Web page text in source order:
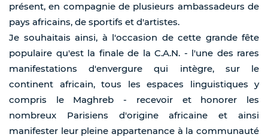
présent, en compagnie de plusieurs ambassadeurs de
pays africains, de sportifs et d'artistes.
Je souhaitais ainsi, à l'occasion de cette grande fête
populaire qu'est la finale de la C.A.N. - l'une des rares
manifestations d'envergure qui intègre, sur le
continent africain, tous les espaces linguistiques y
compris le Maghreb - recevoir et honorer les
nombreux Parisiens d'origine africaine et ainsi
manifester leur pleine appartenance à la communauté